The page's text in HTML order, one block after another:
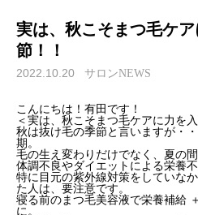
実は、秋こそまつ毛ケ
節！！
2022.10.20 サロンNEWS
こんにちは！有田です！
＜実は、秋こそまつ毛ケアに力を
秋は抜け毛の季節と言いますが・
期。
毛の生え変わりだけでなく、夏の間
体調不良やダイエットによる栄養
特に目元の紫外線対策をしていな
た人は、要注意です。
寝る前のまつ毛美容液で栄養補給
に。